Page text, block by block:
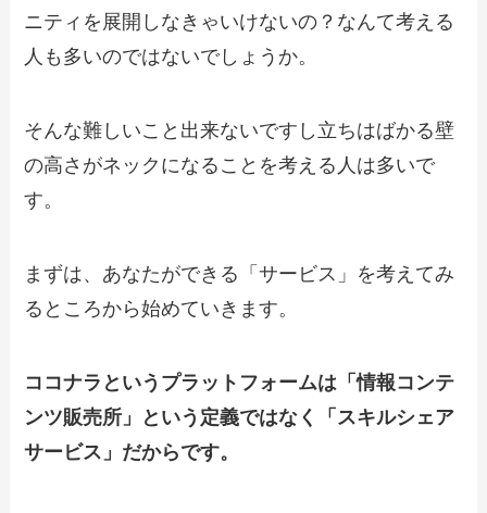
ニティを展開しなきゃいけないの？なんて考える
人も多いのではないでしょうか。
そんな難しいこと出来ないですし立ちはばかる壁
の高さがネックになることを考える人は多いで
す。
まずは、あなたができる「サービス」を考えてみ
るところから始めていきます。
ココナラというプラットフォームは「情報コンテ
ンツ販売所」という定義ではなく「スキルシェア
サービス」だからです。